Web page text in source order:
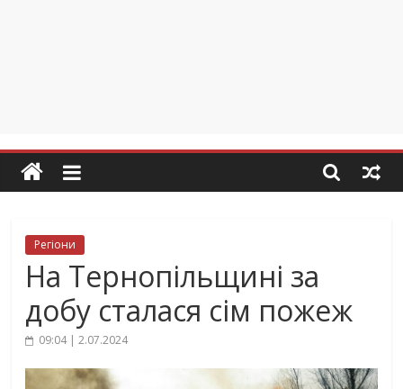
Регіони
На Тернопільщині за
добу сталася сім пожеж
09:04 | 2.07.2024